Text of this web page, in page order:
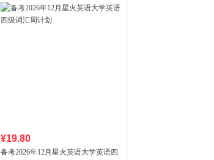
¥19.80
备考2026年12月星火英语大学英语四